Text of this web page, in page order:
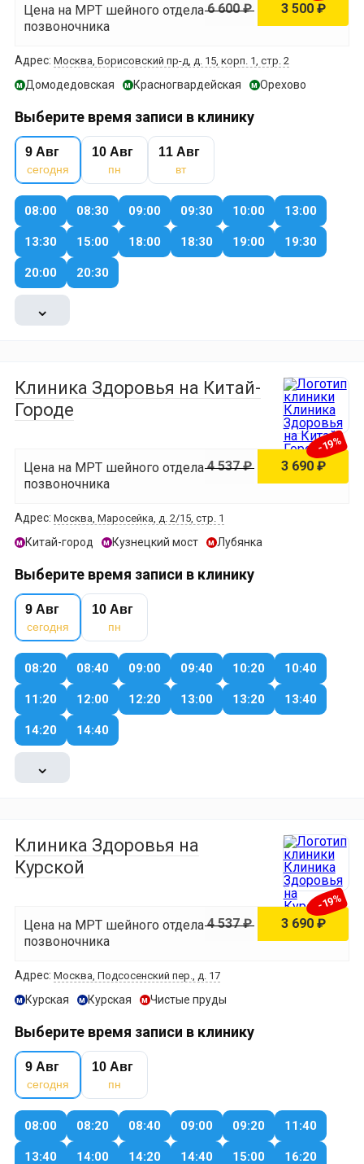
Цена на МРТ шейного отдела
позвоночника
3 500 ₽
6 600 ₽
Адрес: Москва, Борисовский пр-д, д. 15, корп. 1, стр. 2
м Домодедовская м Красногвардейская м Орехово
Выберите время записи в клинику
9 Авг
сегодня
10 Авг
пн
11 Авг
вт
08:00 08:30 09:00 09:30 10:00 13:00
13:30 15:00 18:00 18:30 19:00 19:30
20:00 20:30
⌄
Клиника Здоровья на Китай-
Городе
Цена на МРТ шейного отдела
позвоночника
3 690 ₽
4 537 ₽
-19%
Адрес: Москва, Маросейка, д. 2/15, стр. 1
м Китай-город м Кузнецкий мост м Лубянка
Выберите время записи в клинику
9 Авг
сегодня
10 Авг
пн
08:20 08:40 09:00 09:40 10:20 10:40
11:20 12:00 12:20 13:00 13:20 13:40
14:20 14:40
⌄
Клиника Здоровья на
Курской
Цена на МРТ шейного отдела
позвоночника
3 690 ₽
4 537 ₽
-19%
Адрес: Москва, Подсосенский пер., д. 17
м Курская м Курская м Чистые пруды
Выберите время записи в клинику
9 Авг
сегодня
10 Авг
пн
08:00 08:20 08:40 09:00 09:20 11:40
13:40 14:00 14:20 14:40 15:00 16:20